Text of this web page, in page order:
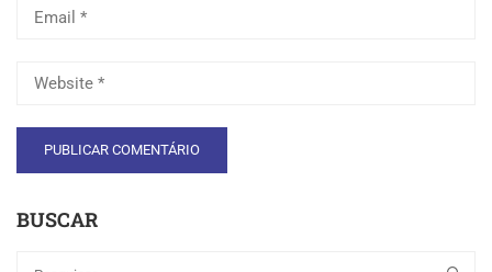
BUSCAR